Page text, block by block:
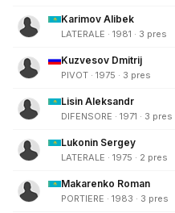
Karimov Alibek
LATERALE · 1981 · 3 pres
Kuzvesov Dmitrij
PIVOT · 1975 · 3 pres
Lisin Aleksandr
DIFENSORE · 1971 · 3 pres
Lukonin Sergey
LATERALE · 1975 · 2 pres
Makarenko Roman
PORTIERE · 1983 · 3 pres